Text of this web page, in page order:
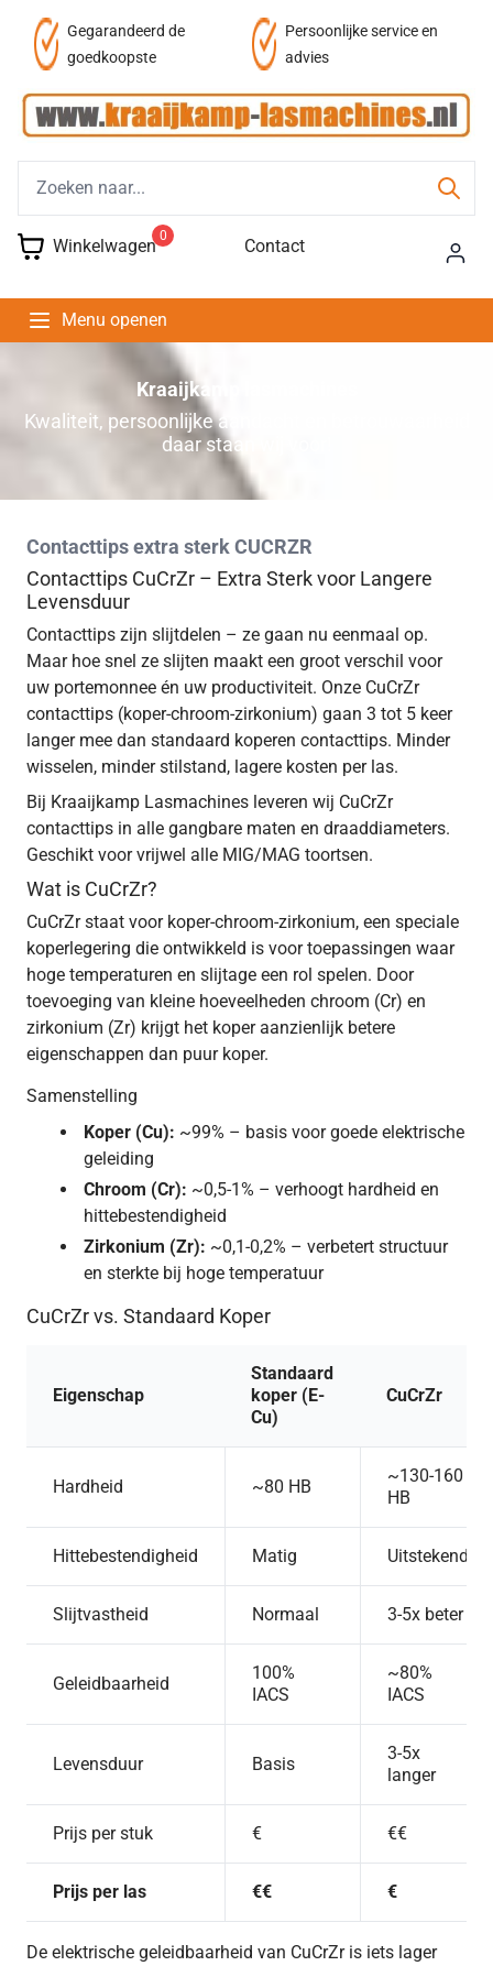
Gegarandeerd de
goedkoopste
Persoonlijke service en
advies
Winkelwagen 0 Contact
Menu openen
Kraaijkamp lasmachines
Kwaliteit, persoonlijke aandacht en betrouwaarheid
daar staan wij voor!
Contacttips extra sterk CUCRZR
Contacttips CuCrZr – Extra Sterk voor Langere
Levensduur
Contacttips zijn slijtdelen – ze gaan nu eenmaal op.
Maar hoe snel ze slijten maakt een groot verschil voor
uw portemonnee én uw productiviteit. Onze CuCrZr
contacttips (koper-chroom-zirkonium) gaan 3 tot 5 keer
langer mee dan standaard koperen contacttips. Minder
wisselen, minder stilstand, lagere kosten per las.
Bij Kraaijkamp Lasmachines leveren wij CuCrZr
contacttips in alle gangbare maten en draaddiameters.
Geschikt voor vrijwel alle MIG/MAG toortsen.
Wat is CuCrZr?
CuCrZr staat voor koper-chroom-zirkonium, een speciale
koperlegering die ontwikkeld is voor toepassingen waar
hoge temperaturen en slijtage een rol spelen. Door
toevoeging van kleine hoeveelheden chroom (Cr) en
zirkonium (Zr) krijgt het koper aanzienlijk betere
eigenschappen dan puur koper.
Samenstelling
Koper (Cu): ~99% – basis voor goede elektrische
geleiding
Chroom (Cr): ~0,5-1% – verhoogt hardheid en
hittebestendigheid
Zirkonium (Zr): ~0,1-0,2% – verbetert structuur
en sterkte bij hoge temperatuur
CuCrZr vs. Standaard Koper
Eigenschap
Standaard
koper (E-
Cu)
CuCrZr
Hardheid ~80 HB
~130-160
HB
Hittebestendigheid Matig Uitstekend
Slijtvastheid Normaal 3-5x beter
Geleidbaarheid
100%
IACS
~80%
IACS
Levensduur Basis
3-5x
langer
Prijs per stuk € €€
Prijs per las €€ €
De elektrische geleidbaarheid van CuCrZr is iets lager